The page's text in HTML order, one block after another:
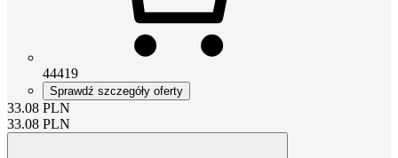
44419
Sprawdź szczegóły oferty
33.08 PLN
33.08 PLN